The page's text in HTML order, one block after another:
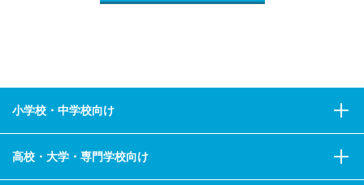
小学校・中学校向け
高校・大学・専門学校向け